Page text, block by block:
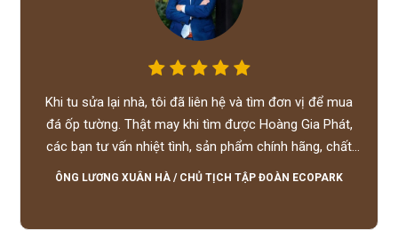
Khi tu sửa lại nhà, tôi đã liên hệ và tìm đơn vị để mua
đá ốp tường. Thật may khi tìm được Hoàng Gia Phát,
các bạn tư vấn nhiệt tình, sản phẩm chính hãng, chất
lượng tốt, giá hợp lý, hỗ trợ tận tình.
ÔNG LƯƠNG XUÂN HÀ / CHỦ TỊCH TẬP ĐOÀN ECOPARK